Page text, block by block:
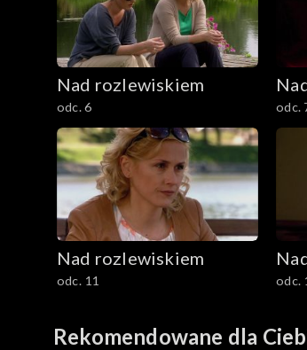
Nad rozlewiskiem
odc. 6 odc.
Nad rozlewiskiem
odc. 11 odc.
Rekomendowane dla